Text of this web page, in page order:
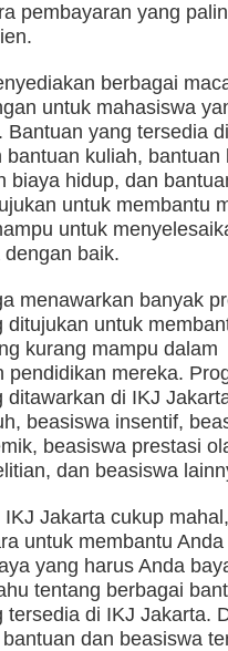
pembayaran yang
berbagai
untuk mahasiswa
Bantuan yang tersedia
bantuan kuliah, bantuan
biaya hidup, dan
untuk membantu
untuk
baik.
menawarkan banyak
ditujukan untuk
kurang mampu dalam
pendidikan mereka.
ditawarkan di IKJ
beasiswa insentif,
beasiswa prestasi
dan beasiswa
Jakarta cukup
untuk membantu Anda
yang harus Anda
tentang berbagai
tersedia di IKJ Jakarta.
dan beasiswa